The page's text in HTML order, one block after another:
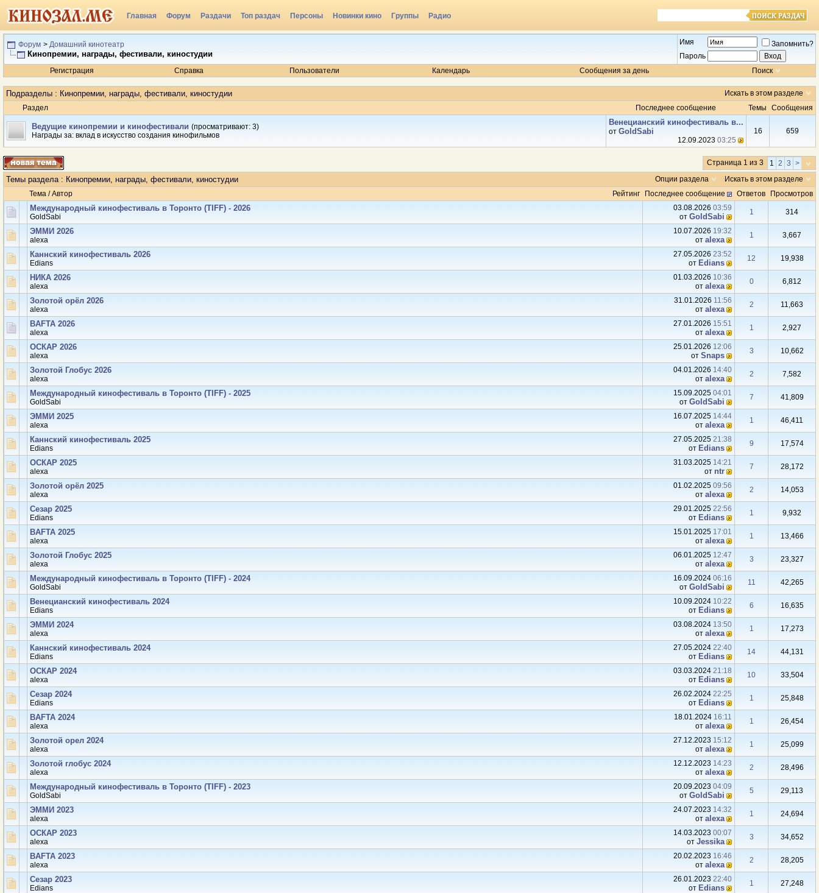
Главная Форум Раздачи Топ раздач Персоны Новинки кино Группы Радио
Форум > Домашний кинотеатр
Кинопремии, награды, фестивали, киностудии
Имя
Запомнить?
Пароль
Регистрация
Справка Пользователи Календарь Сообщения за день Поиск
Подразделы : Кинопремии, награды, фестивали, киностудии
Искать в этом разделе
Раздел
Последнее сообщение Темы Сообщения
Ведущие кинопремии и кинофестивали (просматривают: 3)
Награды за: вклад в искусство создания кинофильмов
Венецианский кинофестиваль в...
от GoldSabi
12.09.2023 03:25
16 659
Страница 1 из 3 1 2 3 >
Темы раздела: Кинопремии, награды, фестивали, киностудии Опции раздела
Искать в этом разделе
Рейтинг
Тема /Автор Последнее сообщение Ответов Просмотров
Международный кинофестиваль в Торонто (TIFF) - 2026
GoldSabi
03.08.2026 03:59
от GoldSabi 1 314
ЭММИ 2026
аlexa
10.07.2026 19:32
от аlexa 1 3,667
Каннский кинофестиваль 2026
Edians
27.05.2026 23:52
от Edians 12 19,938
НИКА 2026
аlexa
01.03.2026 10:36
от аlexa 0 6,812
Золотой орёл 2026
аlexa
31.01.2026 11:56
от аlexa 2 11,663
BAFTA 2026
аlexa
27.01.2026 15:51
от аlexa 1 2,927
ОСКАР 2026
аlexa
25.01.2026 12:06
от Snaps 3 10,662
Золотой Глобус 2026
аlexa
04.01.2026 14:40
от аlexa 2 7,582
Международный кинофестиваль в Торонто (TIFF) - 2025
GoldSabi
15.09.2025 04:01
от GoldSabi 7 41,809
ЭММИ 2025
аlexa
16.07.2025 14:44
от аlexa 1 46,411
Каннский кинофестиваль 2025
Edians
27.05.2025 21:38
от Edians 9 17,574
ОСКАР 2025
аlexa
31.03.2025 14:21
от ntr 7 28,172
Золотой орёл 2025
аlexa
01.02.2025 09:56
от аlexa 2 14,053
Сезар 2025
Edians
29.01.2025 22:56
от Edians 1 9,932
BAFTA 2025
аlexa
15.01.2025 17:01
от аlexa 1 13,466
Золотой Глобус 2025
аlexa
06.01.2025 12:47
от аlexa 3 23,327
Международный кинофестиваль в Торонто (TIFF) - 2024
GoldSabi
16.09.2024 06:16
от GoldSabi 11 42,265
Венецианский кинофестиваль 2024
Edians
10.09.2024 10:22
от Edians 6 16,635
ЭММИ 2024
аlexa
03.08.2024 13:50
от аlexa 1 17,273
Каннский кинофестиваль 2024
Edians
27.05.2024 22:40
от Edians 14 44,131
ОСКАР 2024
аlexa
03.03.2024 21:18
от Edians 10 33,504
Сезар 2024
Edians
26.02.2024 22:25
от Edians 1 25,848
BAFTA 2024
аlexa
18.01.2024 16:11
от аlexa 1 26,454
Золотой орел 2024
аlexa
27.12.2023 15:12
от аlexa 1 25,099
Золотой глобус 2024
аlexa
12.12.2023 14:23
от аlexa 2 28,496
Международный кинофестиваль в Торонто (TIFF) - 2023
GoldSabi
20.09.2023 04:09
от GoldSabi 5 29,113
ЭММИ 2023
аlexa
24.07.2023 14:32
от аlexa 1 24,694
ОСКАР 2023
аlexa
14.03.2023 00:07
от Jеssikа 3 34,652
BAFTA 2023
аlexa
20.02.2023 16:46
от аlexa 2 28,205
Сезар 2023
Edians
26.01.2023 22:40
от Edians 1 27,248